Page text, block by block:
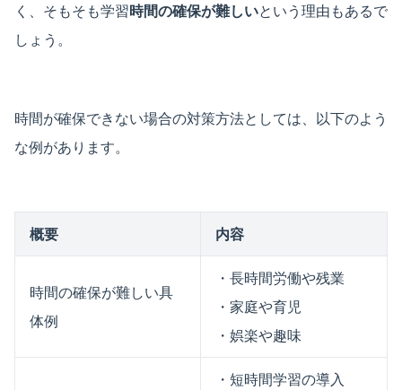
く、そもそも学習時間の確保が難しいという理由もあるで
しょう。
時間が確保できない場合の対策方法としては、以下のよう
な例があります。
概要 内容
時間の確保が難しい具
体例
・長時間労働や残業
・家庭や育児
・娯楽や趣味
・短時間学習の導入